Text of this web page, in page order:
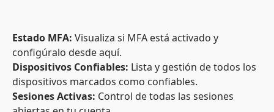
Estado MFA: Visualiza si MFA está activado y
configúralo desde aquí.
Dispositivos Confiables: Lista y gestión de todos los
dispositivos marcados como confiables.
Sesiones Activas: Control de todas las sesiones